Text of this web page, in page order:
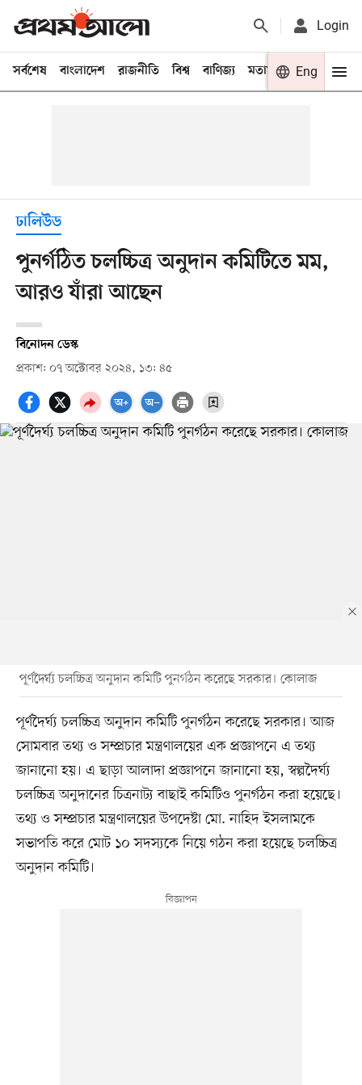
Login
সর্বশেষ বাংলাদেশ রাজনীতি বিশ্ব বাণিজ্য মতামত খেলা
Eng
ঢালিউড
পুনর্গঠিত চলচ্চিত্র অনুদান কমিটিতে মম,
আরও যাঁরা আছেন
বিনোদন ডেস্ক
প্রকাশ: ০৭ অক্টোবর ২০২৪, ১৩: ৪৫
পূর্ণদৈর্ঘ্য চলচ্চিত্র অনুদান কমিটি পুনর্গঠন করেছে সরকার। কোলাজ
পূর্ণদৈর্ঘ্য চলচ্চিত্র অনুদান কমিটি পুনর্গঠন করেছে সরকার। আজ
সোমবার তথ্য ও সম্প্রচার মন্ত্রণালয়ের এক প্রজ্ঞাপনে এ তথ্য
জানানো হয়। এ ছাড়া আলাদা প্রজ্ঞাপনে জানানো হয়, স্বল্পদৈর্ঘ্য
চলচ্চিত্র অনুদানের চিত্রনাট্য বাছাই কমিটিও পুনর্গঠন করা হয়েছে।
তথ্য ও সম্প্রচার মন্ত্রণালয়ের উপদেষ্টা মো. নাহিদ ইসলামকে
সভাপতি করে মোট ১০ সদস্যকে নিয়ে গঠন করা হয়েছে চলচ্চিত্র
অনুদান কমিটি।